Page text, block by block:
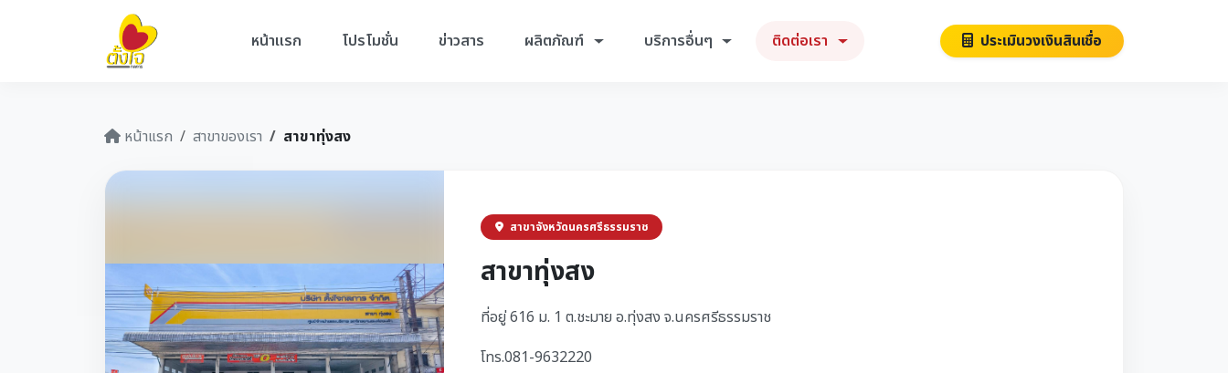
หน้าแรก โปรโมชั่น ข่าวสาร ผลิตภัณฑ์ บริการอื่นๆ ติดต่อเรา ประเมินวงเงินสินเชื่อ
หน้าแรก สาขาของเรา สาขาทุ่งสง
สาขาจังหวัดนครศรีธรรมราช
สาขาทุ่งสง
ที่อยู่ 616 ม. 1 ต.ชะมาย อ.ทุ่งสง จ.นครศรีธรรมราช
โทร.081-9632220